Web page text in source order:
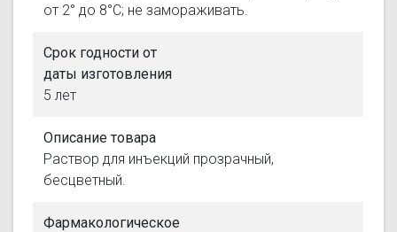
от 2° до 8°C; не замораживать.
Срок годности от
даты изготовления
5 лет
Описание товара
Раствор для инъекций прозрачный,
бесцветный.
Фармакологическое